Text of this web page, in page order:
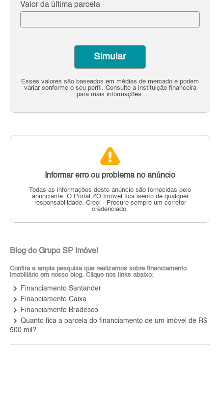
Valor da última parcela
Esses valores são baseados em médias de mercado e podem
variar conforme o seu perfil. Consulte a instituição financeira
para mais informações.
Simular
Informar erro ou problema no anúncio
Todas as informações deste anúncio são fornecidas pelo
anunciante. O Portal ZO Imóvel fica isento de qualquer
responsabilidade. Creci - Procure sempre um corretor
credenciado.
Blog do Grupo SP Imóvel
Confira a ampla pesquisa que realizamos sobre financiamento
imobiliário em nosso blog. Clique nos links abaixo:
keyboard_arrow_right Financiamento Santander
keyboard_arrow_right Financiamento Caixa
keyboard_arrow_right Financiamento Bradesco
keyboard_arrow_right Quanto fica a parcela do financiamento de um imóvel de R$
500 mil?